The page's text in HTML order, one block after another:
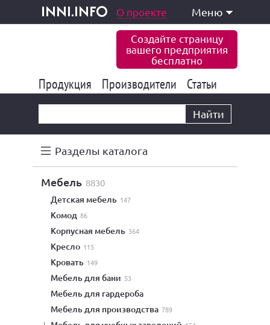
inni.info
и услуги О проекте Меню
Создайте страницу
вашего предприятия
бесплатно
Продукция 177 849
Производители 6 778
Статьи
Найти
Разделы каталога
мебель 8830
детская мебель 147
комод 86
корпусная мебель 364
кресло 115
кровать 149
мебель для бани 53
мебель для гардероба
мебель для производства 789